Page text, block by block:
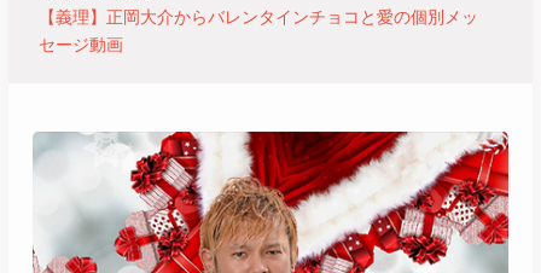
【義理】正岡大介からバレンタインチョコと愛の個別メッ
セージ動画